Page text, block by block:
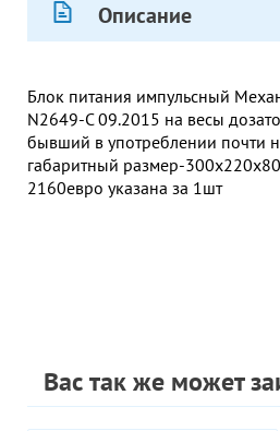
Описание
Блок питания импульсный
N2649-С 09.2015 на весы
бывший в употреблении почти
габаритный размер-
2160евро указана за 1шт
Вас так же может